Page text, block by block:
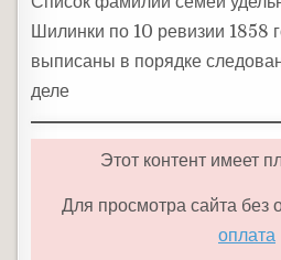
Шилинки по 10 ревизии 1858
выписаны в порядке
деле
Этот контент имеет
Для просмотра сайта без
оплата